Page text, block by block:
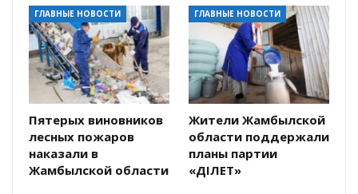
ГЛАВНЫЕ НОВОСТИ
Пятерых виновников
лесных пожаров
наказали в
Жамбылской области
ГЛАВНЫЕ НОВОСТИ
Жители Жамбылской
области поддержали
планы партии
«ӘДІЛЕТ»